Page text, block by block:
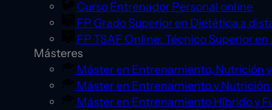
Curso Entrenador Personal online
FP Grado Superior en Dietética a
FP TSAF Online: Técnico Superior
Másteres
Máster en Entrenamiento, Nutrición
Máster en Entrenamiento y
Máster en Entrenamiento Híbrido y